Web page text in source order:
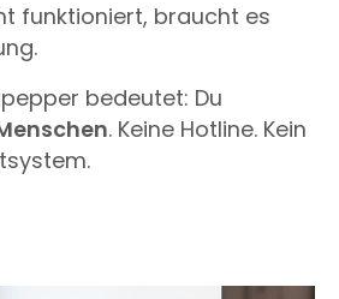
funktioniert, braucht es
bedeutet: Du
. Keine Hotline. Kein